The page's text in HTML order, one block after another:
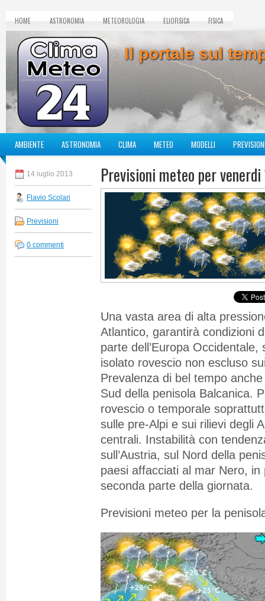
HOME ASTRONOMIA METEOROLOGIA ELIOFISICA FISICA
Il portale sul
AMBIENTE ASTRONOMIA CLIMA METEO MODELLI
14 luglio 2013
Flavio Scolari
Previsioni
0 commenti
Previsioni meteo per
Una vasta area di alta
Atlantico, garantirà condizioni
parte dell’Europa
isolato rovescio non escluso
Prevalenza di bel tempo
Sud della penisola Balcanica.
rovescio o temporale
sulle pre-Alpi e sui rilievi degli
centrali. Instabilità con
sull’Austria, sul Nord della
paesi affacciati al mar Nero,
seconda parte della giornata.
Previsioni meteo per la